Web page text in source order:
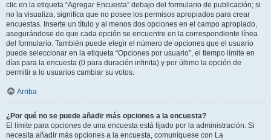
clic en la etiqueta “Agregar Encuesta” debajo del formulario de publicación; si
no la visualiza, significa que no posee los permisos apropiados para crear
encuestas. Inserte un título y al menos dos opciones en el campo apropiado,
asegurándose de que cada opción se encuentre en la correspondiente línea
del formulario. También puede elegir el número de opciones que el usuario
puede seleccionar en la etiqueta “Opciones por usuario”, el tiempo límite en
días para la encuesta (0 para duración infinita) y por último la opción de
permitir a lo usuarios cambiar su votos.
Arriba
¿Por qué no se puede añadir más opciones a la encuesta?
El límite para opciones de una encuesta está fijado por la administración. Si
necesita añadir más opciones a la encuesta, comuníquese con La